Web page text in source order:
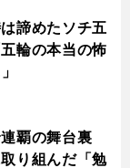
諦めたソチ五
輪の本当の怖
覇の舞台裏
り組んだ「勉